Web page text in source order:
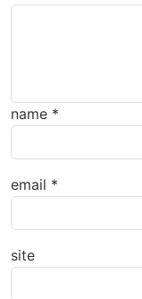
name *
email *
site